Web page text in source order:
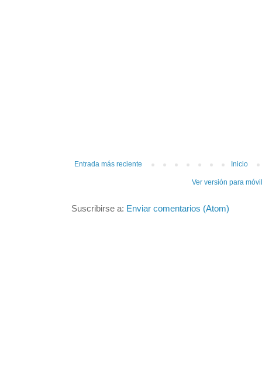
Entrada más reciente Inicio
Ver versión para
Suscribirse a: Enviar comentarios (Atom)